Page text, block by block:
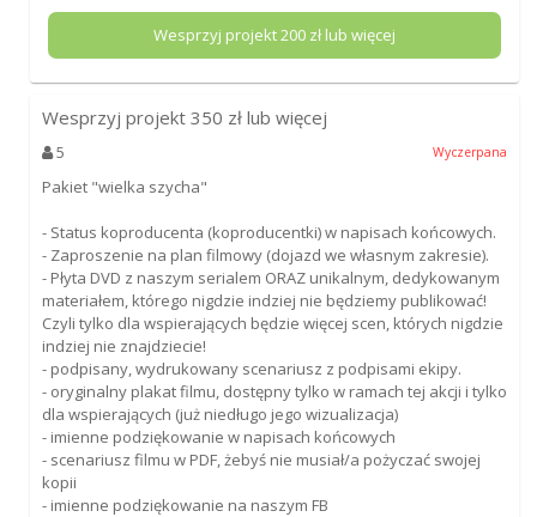
Wesprzyj projekt200zł lub więcej
Wesprzyj projekt 350 zł lub więcej
5 Wyczerpana
Pakiet "wielka szycha"
- Status koproducenta (koproducentki) w napisach końcowych.
- Zaproszenie na plan filmowy (dojazd we własnym zakresie).
- Płyta DVD z naszym serialem ORAZ unikalnym, dedykowanym
materiałem, którego nigdzie indziej nie będziemy publikować!
Czyli tylko dla wspierających będzie więcej scen, których nigdzie
indziej nie znajdziecie!
- podpisany, wydrukowany scenariusz z podpisami ekipy.
- oryginalny plakat filmu, dostępny tylko w ramach tej akcji i tylko
dla wspierających (już niedługo jego wizualizacja)
- imienne podziękowanie w napisach końcowych
- scenariusz filmu w PDF, żebyś nie musiał/a pożyczać swojej
kopii
- imienne podziękowanie na naszym FB